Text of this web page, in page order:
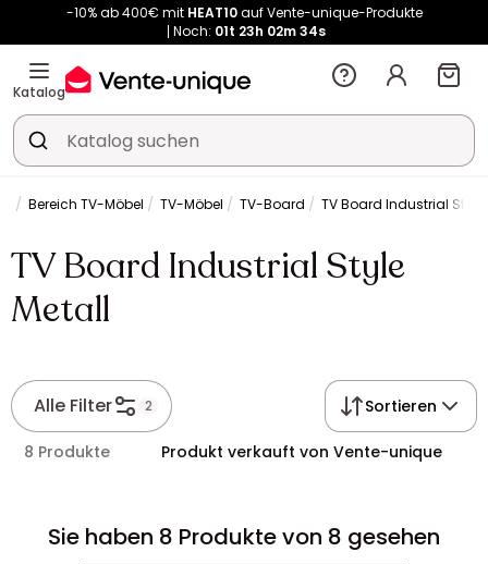
-10% ab 400€ mit HEAT10auf Vente-unique-Produkte
Noch: 01t 23h 02m 34s
-10% ab 400€ mitHEAT10auf Vente-unique-Produkte
Katalog
Bereich TV-Möbel TV-Möbel TV-Board TV Board Industrial Style
TV Board Industrial Style
Metall
Alle Filter 2 Sortieren
8 Produkte Produkt verkauft von Vente-unique
Sie haben 8 Produkte von 8 gesehen